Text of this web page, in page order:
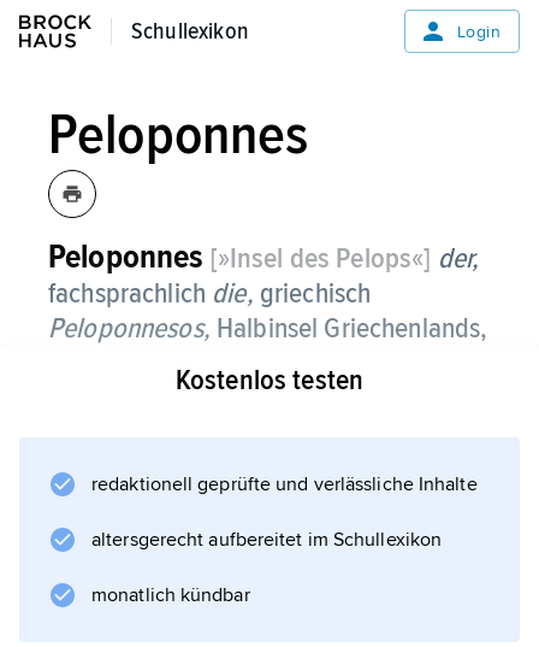
Schullexikon
Schullexikon Login
Peloponnes
Peloponnes [»Insel des Pelops«] der,
fachsprachlich die, griechisch
Peloponnesos, Halbinsel Griechenlands,
durch den Isthmus von Korinth (1881–93
Kanaldurchstich) mit Mittelgriechenland
Die Halbinsel umfasst als Region einen
2
und 576 700 Einwohner. Gebirge (Taygetos
bis 2 407 m über dem Meeresspiegel,
Kostenlos testen
redaktionell geprüfte und verlässliche Inhalte
altersgerecht aufbereitet im Schullexikon
monatlich kündbar